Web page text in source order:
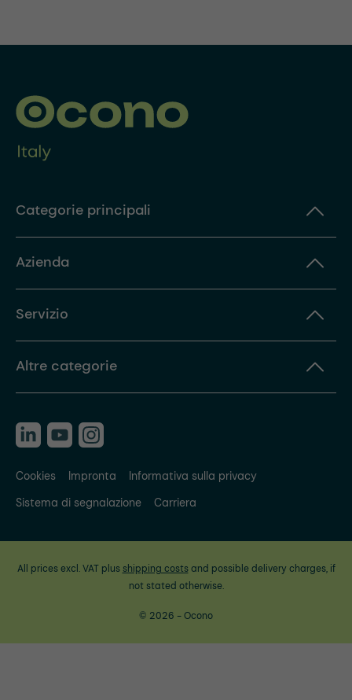
Categorie principali
Azienda
Servizio
Altre categorie
Cookies Impronta
Informativa sulla privacy
Sistema di segnalazione
Carriera
All prices excl. VAT plus shipping costsand possible delivery charges, if
not stated otherwise.
© 2026 - Ocono